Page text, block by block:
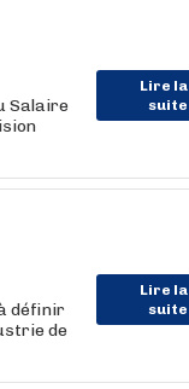
Lire la
suite
Salaire
Lire la
suite
définir
de